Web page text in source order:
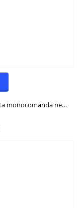
Bara de dus telescopica cu baterie termostatata monocomanda negru Boet 44431/N